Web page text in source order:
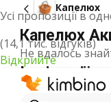
Усі пропозиції в
(14,1 тис. відгуків)
Відкрийте
Капелюх
Капелюх
Не вдалось
Інші акції з